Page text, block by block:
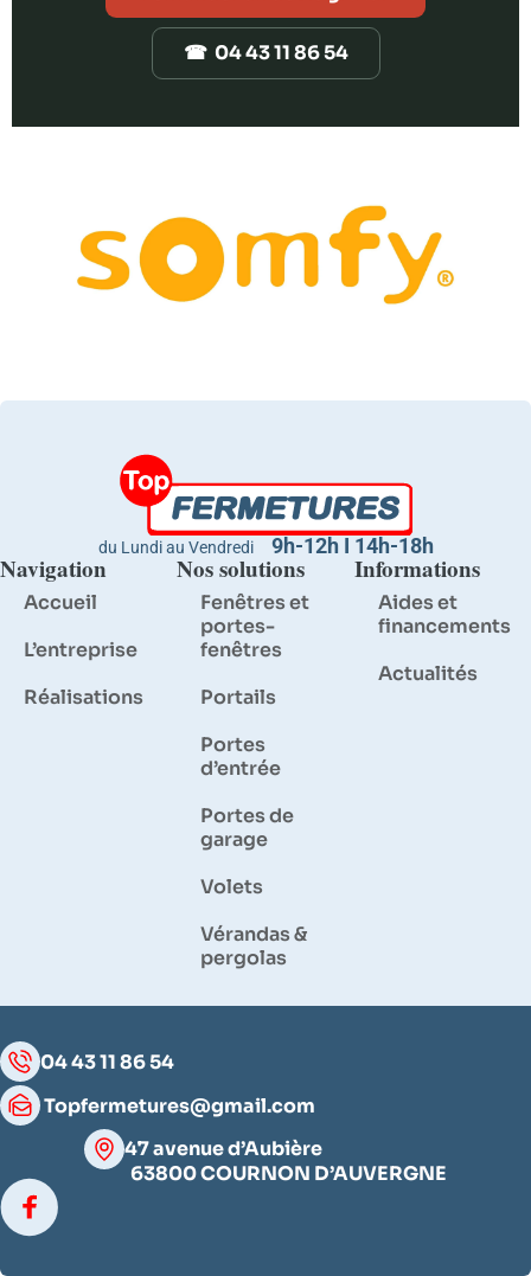
☎ 04 43 11 86 54
du Lundi au Vendredi 9h-12h I 14h-18h
Navigation
Accueil
L’entreprise
Réalisations
Nos solutions
Fenêtres et
portes-
fenêtres
Portails
Portes
d’entrée
Portes de
garage
Volets
Vérandas &
pergolas
Informations
Aides et
financements
Actualités
04 43 11 86 54
Topfermetures@gmail.com
47 avenue d’Aubière
63800 COURNON D’AUVERGNE